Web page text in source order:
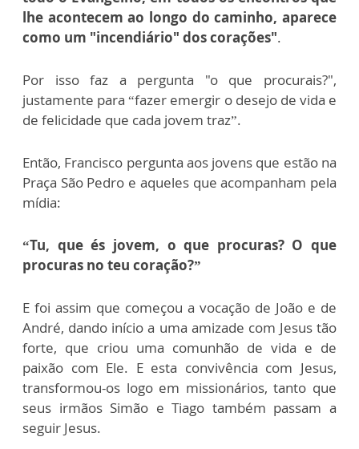
lhe acontecem ao longo do caminho, aparece
como um "incendiário" dos corações".
Por isso faz a pergunta "o que procurais?",
justamente para “fazer emergir o desejo de vida e
de felicidade que cada jovem traz”.
Então, Francisco pergunta aos jovens que estão na
Praça São Pedro e aqueles que acompanham pela
mídia:
“Tu, que és jovem, o que procuras? O que
procuras no teu coração?”
E foi assim que começou a vocação de João e de
André, dando início a uma amizade com Jesus tão
forte, que criou uma comunhão de vida e de
paixão com Ele. E esta convivência com Jesus,
transformou-os logo em missionários, tanto que
seus irmãos Simão e Tiago também passam a
seguir Jesus.